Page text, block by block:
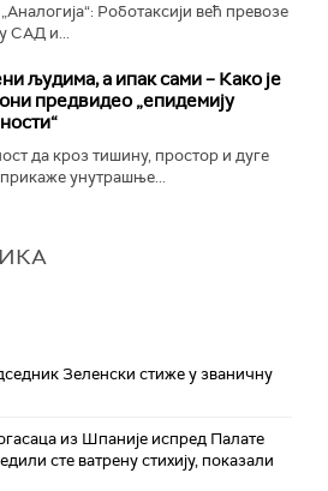
Роботаксији већ превозе
САД и...
људима, а ипак сами – Како је
предвидео „епидемију
да кроз тишину, простор и дуге
унутрашње...
Зеленски стиже у званичну
из Шпаније испред Палате
сте ватрену стихију, показали